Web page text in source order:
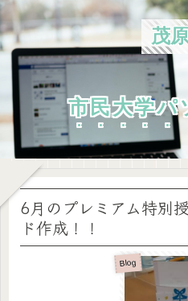
茂
市民大学パ
6月のプレミアム特別
ド作成！！
Blog